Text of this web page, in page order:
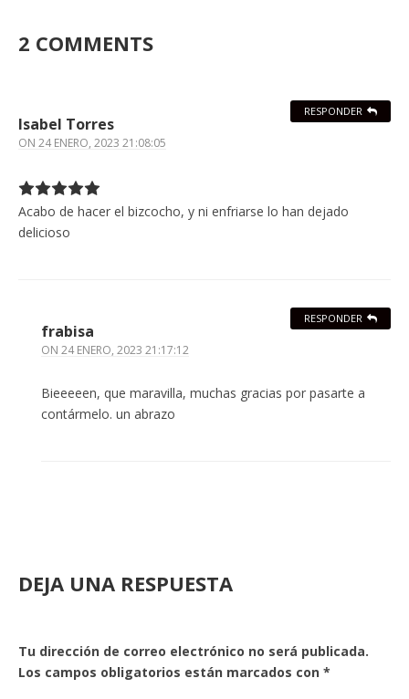
2 COMMENTS
Isabel Torres
ON 24 ENERO, 2023 21:08:05
Acabo de hacer el bizcocho, y ni enfriarse lo han dejado
delicioso
RESPONDER
frabisa
ON 24 ENERO, 2023 21:17:12
Bieeeeen, que maravilla, muchas gracias por pasarte a
contármelo. un abrazo
RESPONDER
DEJA UNA RESPUESTA
Tu dirección de correo electrónico no será publicada.
Los campos obligatorios están marcados con *